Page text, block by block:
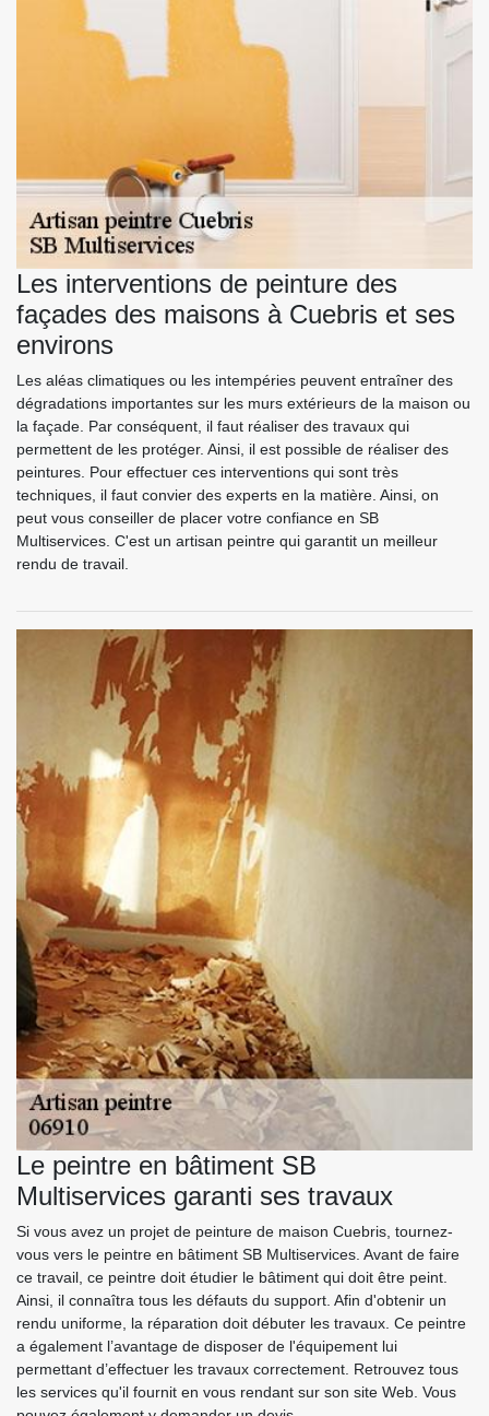
Les interventions de peinture des
façades des maisons à Cuebris et ses
environs
Les aléas climatiques ou les intempéries peuvent entraîner des
dégradations importantes sur les murs extérieurs de la maison ou
la façade. Par conséquent, il faut réaliser des travaux qui
permettent de les protéger. Ainsi, il est possible de réaliser des
peintures. Pour effectuer ces interventions qui sont très
techniques, il faut convier des experts en la matière. Ainsi, on
peut vous conseiller de placer votre confiance en SB
Multiservices. C'est un artisan peintre qui garantit un meilleur
rendu de travail.
Le peintre en bâtiment SB
Multiservices garanti ses travaux
Si vous avez un projet de peinture de maison Cuebris, tournez-
vous vers le peintre en bâtiment SB Multiservices. Avant de faire
ce travail, ce peintre doit étudier le bâtiment qui doit être peint.
Ainsi, il connaîtra tous les défauts du support. Afin d'obtenir un
rendu uniforme, la réparation doit débuter les travaux. Ce peintre
a également l’avantage de disposer de l'équipement lui
permettant d’effectuer les travaux correctement. Retrouvez tous
les services qu'il fournit en vous rendant sur son site Web. Vous